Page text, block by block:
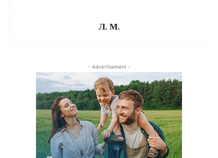
Л. М.
- Advertisement -